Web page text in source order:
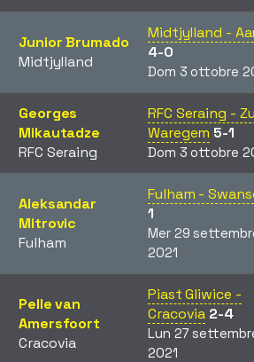
Junior Brumado
Midtjylland
Midtjylland -
4-0
Dom 3 ottobre
Georges
Mikautadze
RFC Seraing
RFC Seraing -
Waregem 5-1
Dom 3 ottobre
Aleksandar
Mitrovic
Fulham
Fulham -
1
Mer 29
2021
Pelle van
Amersfoort
Cracovia
Piast Gliwice -
Cracovia 2-4
Lun 27
2021